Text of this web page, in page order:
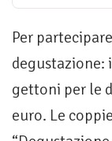
Per
degustazione:
gettoni per le
euro. Le